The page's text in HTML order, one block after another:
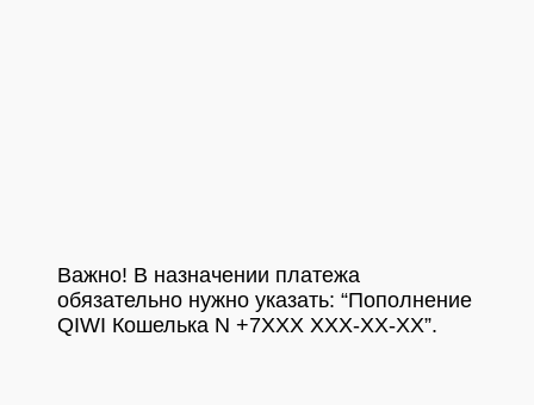
Важно! В назначении платежа
обязательно нужно указать: “Пополнение
QIWI Кошелька N +7XXX XXX-XX-XX”.